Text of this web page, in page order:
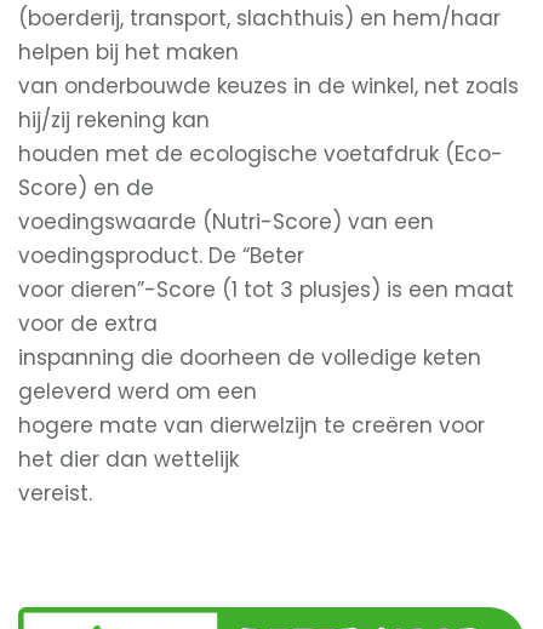
(boerderij, transport, slachthuis) en hem/haar
helpen bij het maken
van onderbouwde keuzes in de winkel, net zoals
hij/zij rekening kan
houden met de ecologische voetafdruk (Eco-
Score) en de
voedingswaarde (Nutri-Score) van een
voedingsproduct. De “Beter
voor dieren”-Score (1 tot 3 plusjes) is een maat
voor de extra
inspanning die doorheen de volledige keten
geleverd werd om een
hogere mate van dierwelzijn te creëren voor
het dier dan wettelijk
vereist.